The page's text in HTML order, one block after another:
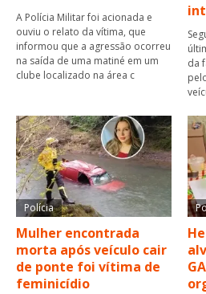
A Polícia Militar foi acionada e
ouviu o relato da vítima, que
informou que a agressão ocorreu
na saída de uma matiné em um
clube localizado na área c
da
Polícia
Mulher encontrada
morta após veículo cair
de ponte foi vítima de
feminicídio